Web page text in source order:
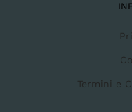
Termini e